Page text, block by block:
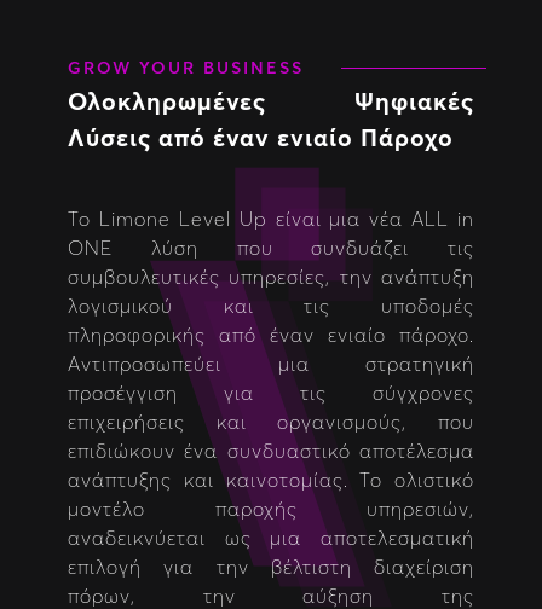
GROW YOUR BUSINESS
Ολοκληρωμένες Ψηφιακές
Λύσεις από έναν ενιαίο Πάροχο
Το Limone Level Up είναι μια νέα ALL in
ONE λύση που συνδυάζει τις
συμβουλευτικές υπηρεσίες, την ανάπτυξη
λογισμικού και τις υποδομές
πληροφορικής από έναν ενιαίο πάροχο.
Αντιπροσωπεύει μια στρατηγική
προσέγγιση για τις σύγχρονες
επιχειρήσεις και οργανισμούς, που
επιδιώκουν ένα συνδυαστικό αποτέλεσμα
ανάπτυξης και καινοτομίας. Το ολιστικό
μοντέλο παροχής υπηρεσιών,
αναδεικνύεται ως μια αποτελεσματική
επιλογή για την βέλτιστη διαχείριση
πόρων, την αύξηση της